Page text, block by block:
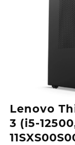
Lenovo
3 (i5-